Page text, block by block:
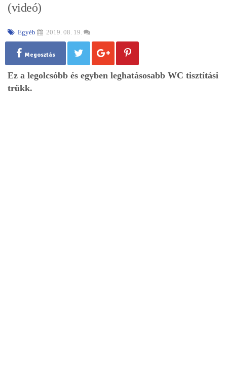
(videó)
Egyéb 2019. 08. 19.
Megosztás
Ez a legolcsóbb és egyben leghatásosabb WC tisztítási
trükk.